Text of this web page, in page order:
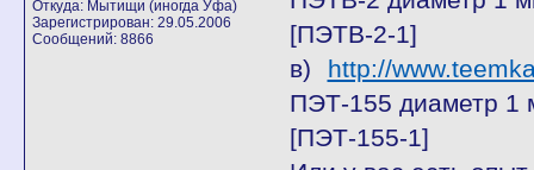
Откуда: Мытищи (иногда Уфа)
Зарегистрирован: 29.05.2006
Сообщений: 8866
[ПЭТВ-2-1]
в) http://
ПЭТ-155 диаметр 1
[ПЭТ-155-1]